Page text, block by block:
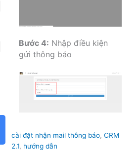
Bước 4: Nhập điều kiện
gửi thông báo
Tags
cài đặt nhận mail thông báo, CRM
2.1, hướng dẫn